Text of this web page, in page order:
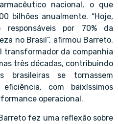
nacional, o que
bilhões anualmente. “Hoje,
responsáveis por 70% da
no Brasil”, afirmou Barreto.
transformador da companhia
três décadas, contribuindo
brasileiras se tornassem
com baixíssimos
operacional.
fez uma reflexão sobre